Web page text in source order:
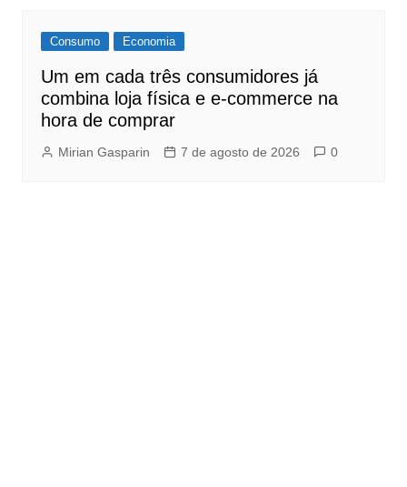
Consumo Economia
Um em cada três consumidores já
combina loja física e e-commerce na
hora de comprar
Mirian Gasparin 7 de agosto de 2026 0